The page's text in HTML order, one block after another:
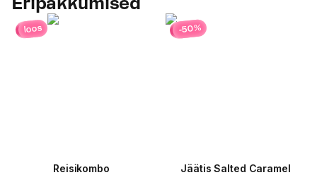
loos
Reisikombo
-50%
Jäätis Salted Caramel